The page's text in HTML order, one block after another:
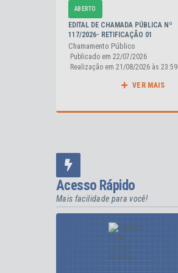
Chamamento Público
EDITAL DE CHAMADA PÚBLICA Nº
117/2026- RETIFICAÇÃO 01
ABERTO
Publicado em 22/07/2026
Realização em 21/08/2026 23:59
VER MAIS
Acesso Rápido
Mais facilidade para você!